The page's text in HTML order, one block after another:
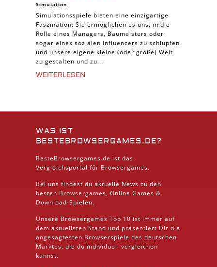
Simulation
Simulationsspiele bieten eine einzigartige
Faszination: Sie ermöglichen es uns, in die
Rolle eines Managers, Baumeisters oder
sogar eines sozialen Influencers zu schlüpfen
und unsere eigene kleine (oder große) Welt
zu gestalten und zu...
WEITERLESEN
WAS IST
BESTEBROWSERGAMES.DE?
BesteBrowsergames.de ist das
Vergleichsportal für Browsergames.
Bei uns findest du aktuelle News zu den
besten Browsergames, Online Games &
Download-Spielen.
Unsere Browsergames Top 10 ist immer auf
dem aktuellsten Stand und präsentiert Dir die
angesagtesten Browserspiele des deutschen
Marktes, die du individuell vergleichen
kannst.